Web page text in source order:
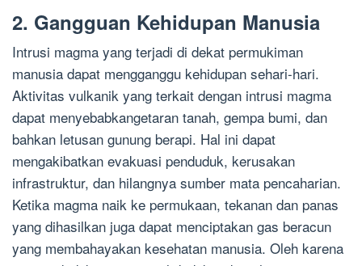
2. Gangguan Kehidupan Manusia
Intrusi magma yang terjadi di dekat permukiman
manusia dapat mengganggu kehidupan sehari-hari.
Aktivitas vulkanik yang terkait dengan intrusi magma
dapat menyebabkangetaran tanah, gempa bumi, dan
bahkan letusan gunung berapi. Hal ini dapat
mengakibatkan evakuasi penduduk, kerusakan
infrastruktur, dan hilangnya sumber mata pencaharian.
Ketika magma naik ke permukaan, tekanan dan panas
yang dihasilkan juga dapat menciptakan gas beracun
yang membahayakan kesehatan manusia. Oleh karena